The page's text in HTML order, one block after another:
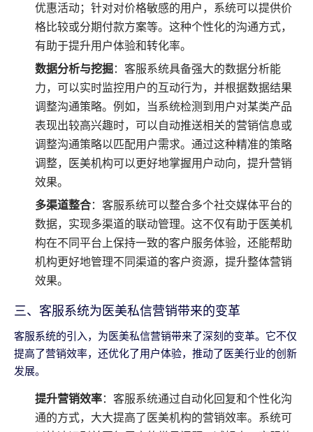
优惠活动；针对对价格敏感的用户，系统可以提供价
格比较或分期付款方案等。这种个性化的沟通方式，
有助于提升用户体验和转化率。
数据分析与挖掘：客服系统具备强大的数据分析能
力，可以实时监控用户的互动行为，并根据数据结果
调整沟通策略。例如，当系统检测到用户对某类产品
表现出较高兴趣时，可以自动推送相关的营销信息或
调整沟通策略以匹配用户需求。通过这种精准的策略
调整，医美机构可以更好地掌握用户动向，提升营销
效果。
多渠道整合：客服系统可以整合多个社交媒体平台的
数据，实现多渠道的联动管理。这不仅有助于医美机
构在不同平台上保持一致的客户服务体验，还能帮助
机构更好地管理不同渠道的客户资源，提升整体营销
效果。
三、客服系统为医美私信营销带来的变革
客服系统的引入，为医美私信营销带来了深刻的变革。它不仅
提高了营销效率，还优化了用户体验，推动了医美行业的创新
发展。
提升营销效率：客服系统通过自动化回复和个性化沟
通的方式，大大提高了医美机构的营销效率。系统可